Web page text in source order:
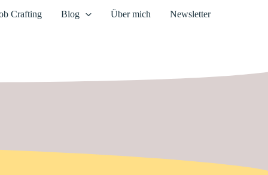
Crafting Blog Über mich Newsletter